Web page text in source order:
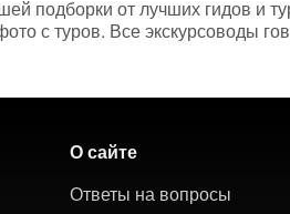
подборки от лучших гидов и
с туров. Все экскурсоводы
О сайте
Ответы на вопросы